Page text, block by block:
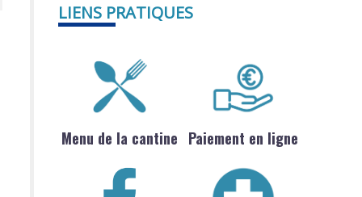
LIENS PRATIQUES
Menu de la cantine Paiement en ligne